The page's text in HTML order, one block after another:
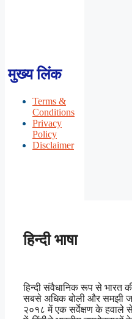
मुख्य लिंक
Terms &
Conditions
Privacy
Policy
Disclaimer
हिन्दी भाषा
हिन्दी संवैधानिक रूप से भारत
सबसे अधिक बोली और समझी
२०१८ में एक सर्वेक्षण के हवाले